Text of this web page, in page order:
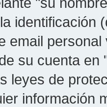
identificación
email
su cuenta
leyes de
información